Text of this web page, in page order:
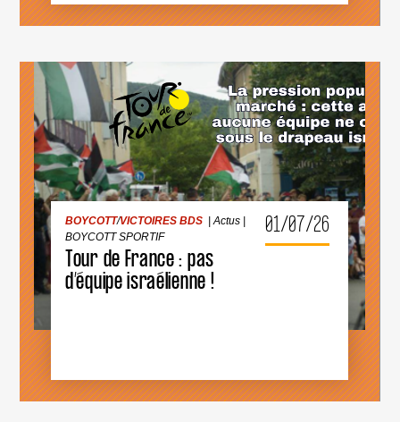
01/07/26
BOYCOTT/VICTOIRES BDS |Actus
BOYCOTT SPORTIF
Tour de France : pas
d’équipe israélienne !
BOYCOTT Actus
BOYCOTT SPORTIF
TOUR
FRANCE
PAS
D’ÉQUIPE